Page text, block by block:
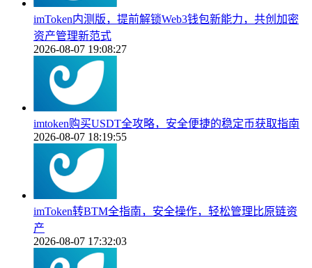
imToken内测版，提前解锁Web3钱包新能力，共创加密
资产管理新范式
2026-08-07 19:08:27
imtoken购买USDT全攻略，安全便捷的稳定币获取指南
2026-08-07 18:19:55
imToken转BTM全指南，安全操作，轻松管理比原链资
产
2026-08-07 17:32:03